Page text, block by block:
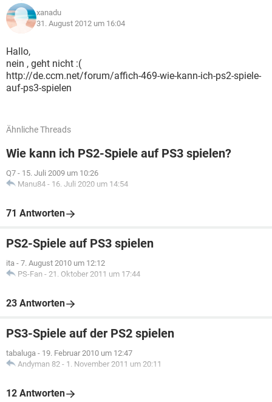
xanadu
31. August 2012 um 16:04
Hallo,
nein , geht nicht :(
http://de.ccm.net/forum/affich-469-wie-kann-ich-ps2-spiele-
auf-ps3-spielen
Ähnliche Threads
Wie kann ich PS2-Spiele auf PS3 spielen?
Q7 - 15. Juli 2009 um 10:26
Manu84 - 16. Juli 2020 um 14:54
71 Antworten
PS2-Spiele auf PS3 spielen
ita - 7. August 2010 um 12:12
PS-Fan - 21. Oktober 2011 um 17:44
23 Antworten
PS3-Spiele auf der PS2 spielen
tabaluga - 19. Februar 2010 um 12:47
Andyman 82 - 1. November 2011 um 20:11
12 Antworten